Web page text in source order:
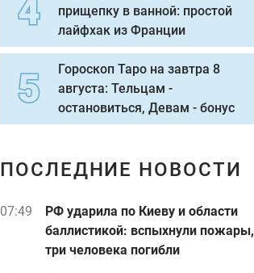
прищепку в ванной: простой
лайфхак из Франции
Гороскоп Таро на завтра 8
августа: Тельцам -
остановиться, Девам - бонус
ПОСЛЕДНИЕ НОВОСТИ
07:49
РФ ударила по Киеву и области
баллистикой: вспыхнули пожары,
три человека погибли